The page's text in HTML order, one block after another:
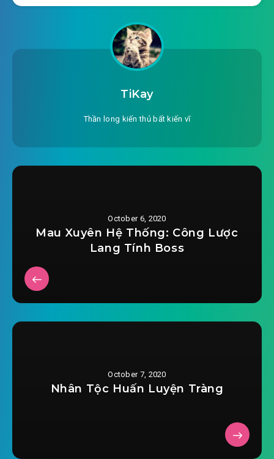
TiKay
Thần long kiến thủ bất kiến vĩ
October 6, 2020
Mau Xuyên Hệ Thống: Công Lược
Lang Tính Boss
October 7, 2020
Nhân Tộc Huấn Luyện Tràng